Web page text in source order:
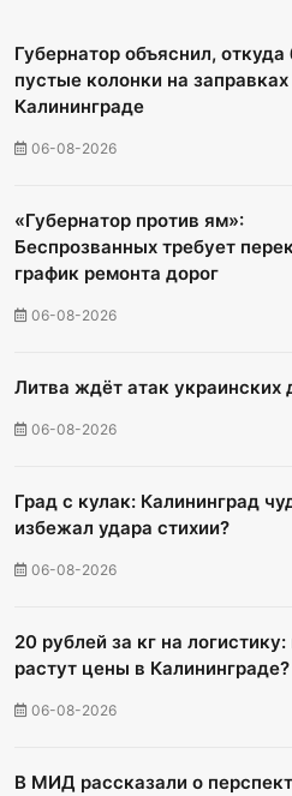
Губернатор объяснил, откуда
пустые колонки на заправках
Калининграде
06-08-2026
«Губернатор против ям»:
Беспрозванных требует
график ремонта дорог
06-08-2026
Литва ждёт атак украинских
06-08-2026
Град с кулак: Калининград
избежал удара стихии?
06-08-2026
20 рублей за кг на логистику:
растут цены в Калининграде?
06-08-2026
В МИД рассказали о